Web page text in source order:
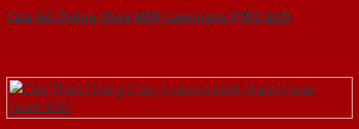
Cửa Gỗ Chống Cháy MDF Laminate P1R2-SGD